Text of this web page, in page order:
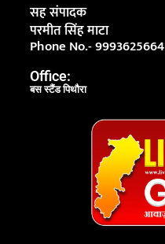
सह संपादक
परमीत सिंह माटा
Phone No.- 9993625664
Office:
बस स्टैंड पिथौरा